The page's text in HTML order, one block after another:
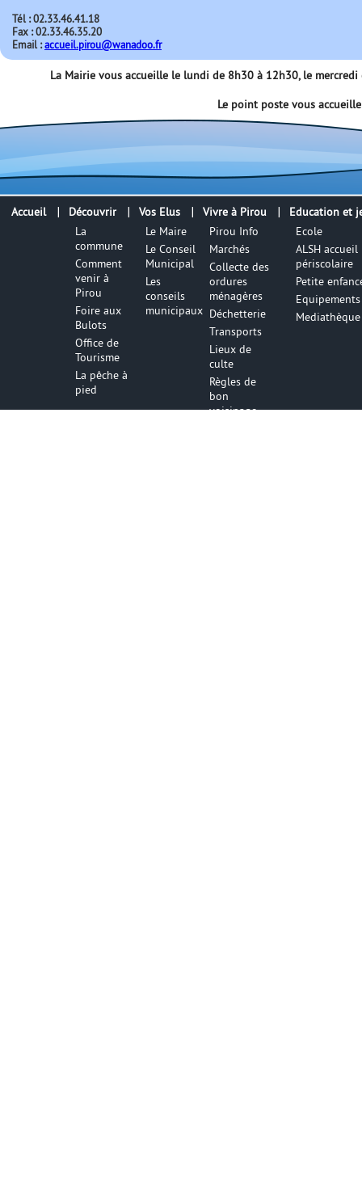
Tél : 02.33.46.41.18
Fax : 02.33.46.35.20
Email :accueil.pirou@wanadoo.fr
La Mairie vous accueille le lundi de 8h30 à 12h30, le
Le point poste vous
Accueil
Découvrir
La
commune
Comment
venir à
Pirou
Foire aux
Bulots
Office de
Tourisme
La pêche à
pied
Vos Elus
Le Maire
Le Conseil
Municipal
Les
conseils
municipaux
Vivre à Pirou
Pirou Info
Marchés
Collecte des
ordures
ménagères
Déchetterie
Transports
Lieux de
culte
Règles de
bon
voisinage
Education et
Ecole
ALSH accueil
périscolaire
Petite
Mediathèque